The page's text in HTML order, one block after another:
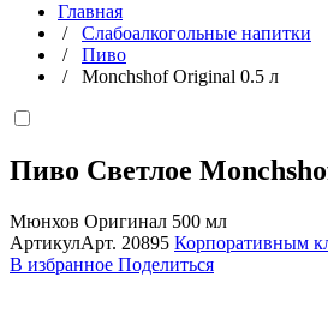
Главная
/ Слабоалкогольные напитки
/ Пиво
/ Monchshof Original 0.5 л
Пиво Светлое
Мюнхов Оригинал 500 мл
АртикулАрт. 20895 Корпоративным
В избранное Поделиться